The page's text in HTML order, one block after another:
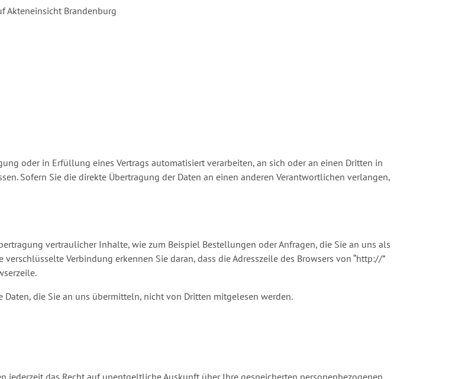
Akteneinsicht Brandenburg
oder in Erfüllung eines Vertrags automatisiert verarbeiten, an sich oder an einen Dritten in
Sofern Sie die direkte Übertragung der Daten an einen anderen Verantwortlichen verlangen,
vertraulicher Inhalte, wie zum Beispiel Bestellungen oder Anfragen, die Sie an uns als
Verbindung erkennen Sie daran, dass die Adresszeile des Browsers von “http://”
Daten, die Sie an uns übermitteln, nicht von Dritten mitgelesen werden.
jederzeit das Recht auf unentgeltliche Auskunft über Ihre gespeicherten personenbezogenen